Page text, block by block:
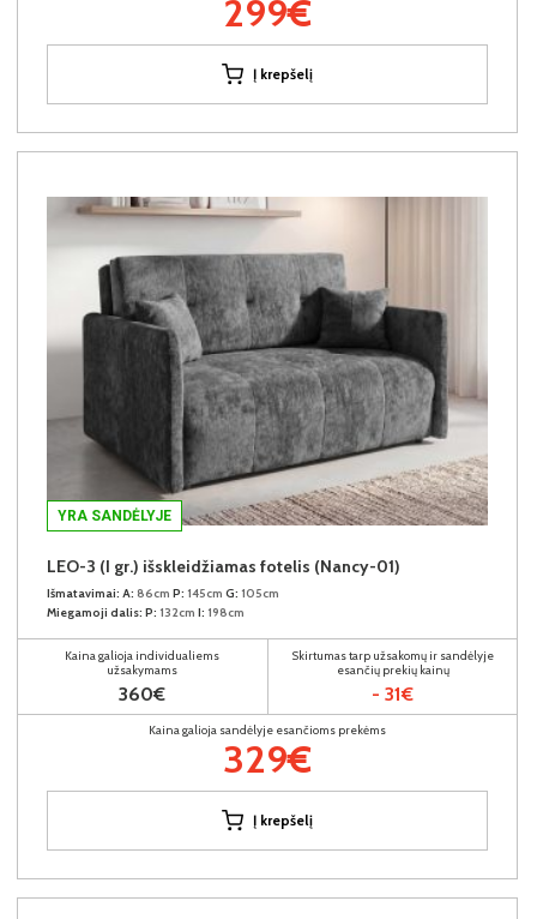
299€
Į krepšelį
YRA SANDĖLYJE
LEO-3 (I gr.) išskleidžiamas fotelis (Nancy-01)
Išmatavimai: A: 86cm P: 145cm G: 105cm
Miegamoji dalis: P: 132cm I: 198cm
Kaina galioja individualiems
užsakymams
360€
Skirtumas tarp užsakomų ir sandėlyje
esančių prekių kainų
- 31€
Kaina galioja sandėlyje esančioms prekėms
329€
Į krepšelį